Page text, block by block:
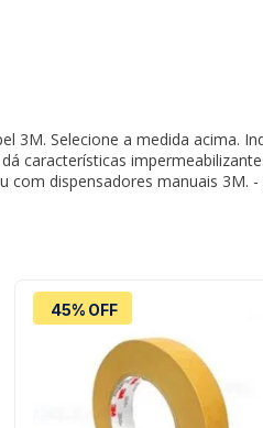
3M. Selecione a medida
características
com dispensadores manuais
45% OFF